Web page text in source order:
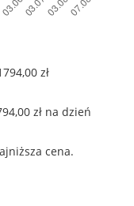
zł
zł na dzień
cena.